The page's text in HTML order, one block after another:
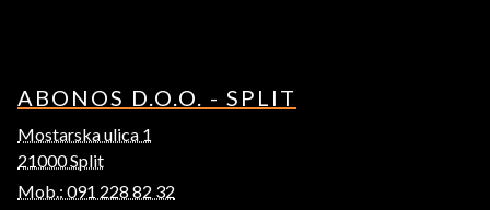
ABONOS D.O.O. - SPLIT
Mostarska ulica 1
21000 Split
Mob.: 091 228 82 32